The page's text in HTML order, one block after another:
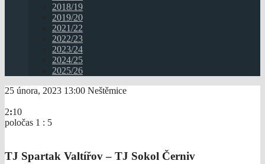
2018/19
2019/20
2021/22
2022/23
2023/24
2024/25
2025/26
25 února, 2023 13:00 Neštěmice
2:10
poločas 1 : 5
TJ Spartak Valtířov – TJ Sokol Černiv